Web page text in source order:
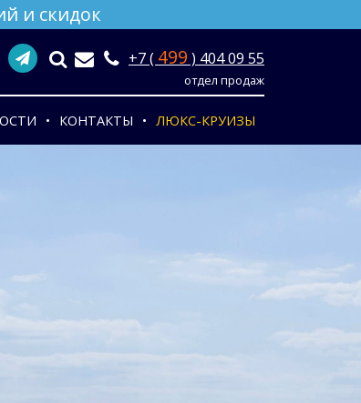
и скидок
+7 ( 499 ) 404 09 55
отдел продаж
КОНТАКТЫ ЛЮКС-КРУИЗЫ